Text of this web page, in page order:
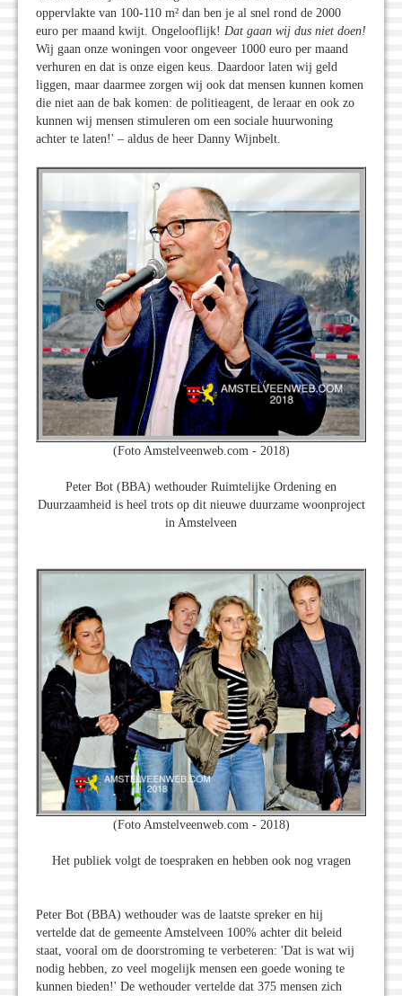
oppervlakte van 100-110 m² dan ben je al snel rond de 2000
euro per maand kwijt. Ongelooflijk! Dat gaan wij dus niet doen!
Wij gaan onze woningen voor ongeveer 1000 euro per maand
verhuren en dat is onze eigen keus. Daardoor laten wij geld
liggen, maar daarmee zorgen wij ook dat mensen kunnen komen
die niet aan de bak komen: de politieagent, de leraar en ook zo
kunnen wij mensen stimuleren om een sociale huurwoning
achter te laten!' – aldus de heer Danny Wijnbelt.
(Foto Amstelveenweb.com - 2018)
Peter Bot (BBA) wethouder Ruimtelijke Ordening en
Duurzaamheid is heel trots op dit nieuwe duurzame woonproject
in Amstelveen
(Foto Amstelveenweb.com - 2018)
Het publiek volgt de toespraken en hebben ook nog vragen
Peter Bot (BBA) wethouder was de laatste spreker en hij
vertelde dat de gemeente Amstelveen 100% achter dit beleid
staat, vooral om de doorstroming te verbeteren: 'Dat is wat wij
nodig hebben, zo veel mogelijk mensen een goede woning te
kunnen bieden!' De wethouder vertelde dat 375 mensen zich